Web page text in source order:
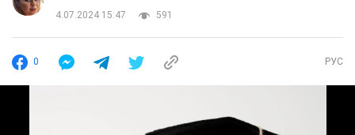
4.07.2024 15:47 591
0 РУС